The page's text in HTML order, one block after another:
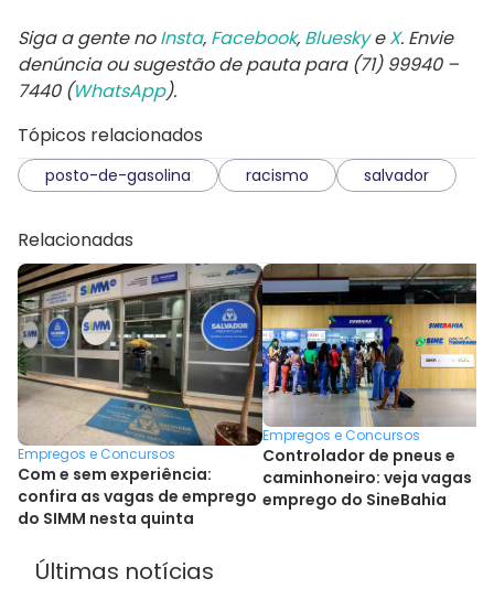
Siga a gente noInsta, Facebook, BlueskyeX. Envie
denúncia ou sugestão de pauta para (71) 99940 –
7440 (WhatsApp).
Tópicos relacionados
posto-de-gasolina racismo salvador
Relacionadas
Empregos e Concursos
Com e sem experiência:
confira as vagas de emprego
do SIMM nesta quinta
Empregos e Concursos
Controlador de pneus e
caminhoneiro: veja vagas
emprego do SineBahia
Últimas notícias